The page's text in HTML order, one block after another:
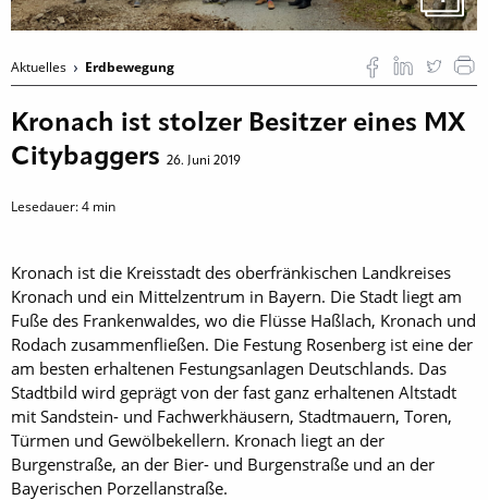
Aktuelles Erdbewegung
Kronach ist stolzer Besitzer eines MX
Citybaggers 26. Juni 2019
Lesedauer:4 min
Kronach ist die Kreisstadt des oberfränkischen Landkreises
Kronach und ein Mittelzentrum in Bayern. Die Stadt liegt am
Fuße des Frankenwaldes, wo die Flüsse Haßlach, Kronach und
Rodach zusammenfließen. Die Festung Rosenberg ist eine der
am besten erhaltenen Festungsanlagen Deutschlands. Das
Stadtbild wird geprägt von der fast ganz erhaltenen Altstadt
mit Sandstein- und Fachwerkhäusern, Stadtmauern, Toren,
Türmen und Gewölbekellern. Kronach liegt an der
Burgenstraße, an der Bier- und Burgenstraße und an der
Bayerischen Porzellanstraße.